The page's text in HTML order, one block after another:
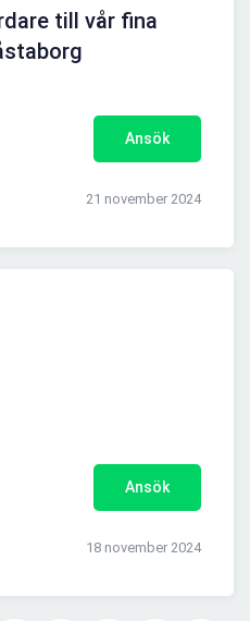
till vår fina
Ansök
21 november 2024
Ansök
18 november 2024